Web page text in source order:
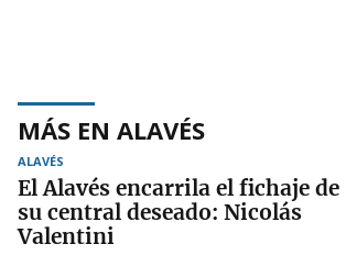
MÁS EN ALAVÉS
ALAVÉS
El Alavés encarrila el fichaje de
su central deseado: Nicolás
Valentini